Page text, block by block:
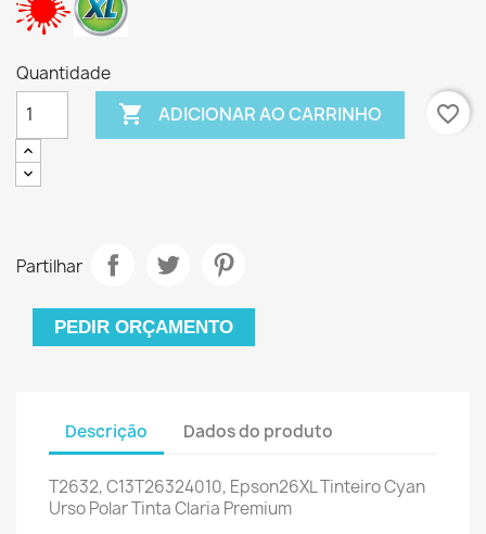
Quantidade
 ADICIONAR AO CARRINHO favorite_border
Partilhar
PEDIR ORÇAMENTO
Descrição Dados do produto
T2632, C13T26324010, Epson26XL Tinteiro Cyan
Urso Polar Tinta Claria Premium